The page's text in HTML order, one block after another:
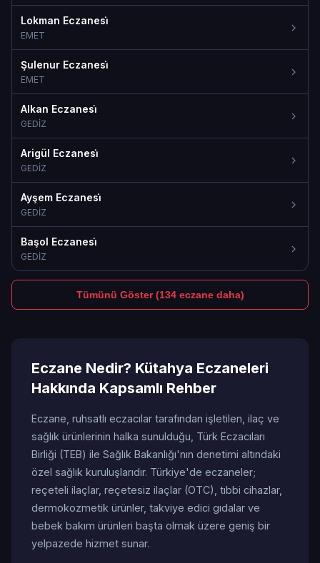
Lokman Eczanesi̇
EMET
Şulenur Eczanesi̇
EMET
Alkan Eczanesi̇
GEDİZ
Arigül Eczanesi̇
GEDİZ
Ayşem Eczanesi̇
GEDİZ
Başol Eczanesi̇
GEDİZ
Tümünü Göster (134 eczane daha)
Eczane Nedir? Kütahya Eczaneleri
Hakkında Kapsamlı Rehber
Eczane, ruhsatlı eczacılar tarafından işletilen, ilaç ve
sağlık ürünlerinin halka sunulduğu, Türk Eczacıları
Birliği (TEB) ile Sağlık Bakanlığı'nın denetimi altındaki
özel sağlık kuruluşlarıdır. Türkiye'de eczaneler;
reçeteli ilaçlar, reçetesiz ilaçlar (OTC), tıbbi cihazlar,
dermokozmetik ürünler, takviye edici gıdalar ve
bebek bakım ürünleri başta olmak üzere geniş bir
yelpazede hizmet sunar.